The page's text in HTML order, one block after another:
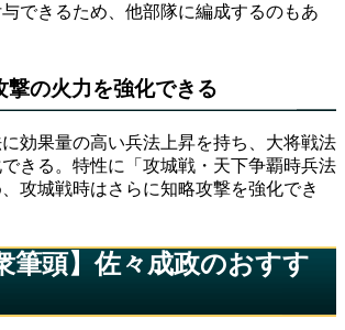
できるため、他部隊に編成するのもあ
撃の火力を強化できる
効果量の高い兵法上昇を持ち、大将戦法
きる。特性に「攻城戦・天下争覇時兵法
、攻城戦時はさらに知略攻撃を強化でき
筆頭】佐々成政のおすす